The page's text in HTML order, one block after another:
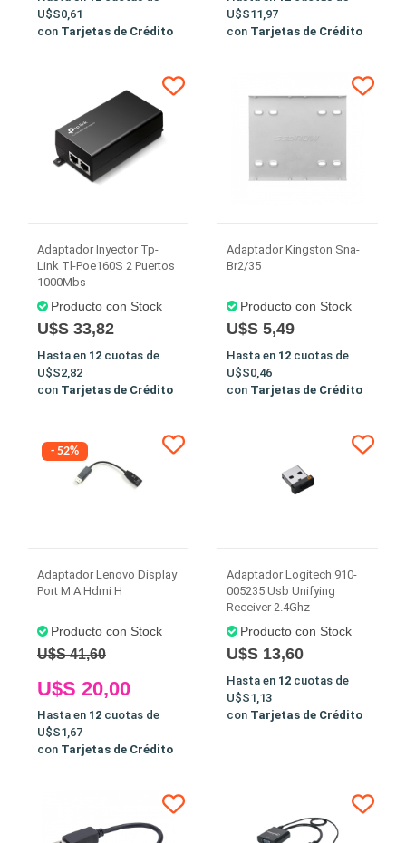
U$S0,61
con Tarjetas de Crédito
U$S11,97
con Tarjetas de Crédito
Adaptador Inyector Tp-
Link Tl-Poe160S 2 Puertos
1000Mbs
Producto con Stock
U$S 33,82
Hasta en 12 cuotas de
U$S2,82
con Tarjetas de Crédito
Adaptador Kingston Sna-
Br2/35
Producto con Stock
U$S 5,49
Hasta en 12 cuotas de
U$S0,46
con Tarjetas de Crédito
- 52%
Adaptador Lenovo Display
Port M A Hdmi H
Producto con Stock
U$S 41,60
U$S 20,00
Hasta en 12 cuotas de
U$S1,67
con Tarjetas de Crédito
Adaptador Logitech 910-
005235 Usb Unifying
Receiver 2.4Ghz
Producto con Stock
U$S 13,60
Hasta en 12 cuotas de
U$S1,13
con Tarjetas de Crédito